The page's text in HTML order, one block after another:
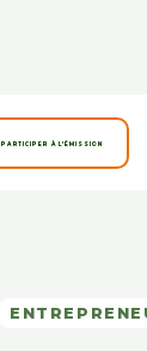
PARTICIPER À L'ÉMISSION